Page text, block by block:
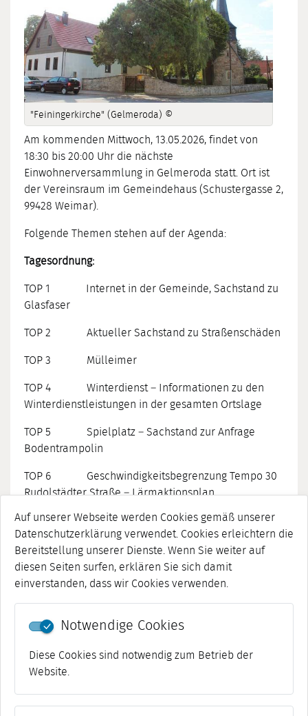
Auf unserer Webseite werden Cookies gemäß unserer
Datenschutzerklärung verwendet. Cookies erleichtern die
Bereitstellung unserer Dienste. Wenn Sie weiter auf
diesen Seiten surfen, erklären Sie sich damit
einverstanden, dass wir Cookies verwenden.
Notwendige Cookies
Diese Cookies sind notwendig zum Betrieb der
Website.
"Feiningerkirche" (Gelmeroda) ©
Am kommenden Mittwoch, 13.05.2026, findet von
18:30 bis 20:00 Uhr die nächste
Einwohnerversammlung in Gelmeroda statt. Ort ist
der Vereinsraum im Gemeindehaus (Schustergasse 2,
99428 Weimar).
Folgende Themen stehen auf der Agenda:
Tagesordnung:
TOP 1 Internet in der Gemeinde, Sachstand zu
Glasfaser
TOP 2 Aktueller Sachstand zu Straßenschäden
TOP 3 Mülleimer
TOP 4 Winterdienst – Informationen zu den
Winterdienstleistungen in der gesamten Ortslage
TOP 5 Spielplatz – Sachstand zur Anfrage
Bodentrampolin
TOP 6 Geschwindigkeitsbegrenzung Tempo 30
Rudolstädter Straße – Lärmaktionsplan
TOP 7 Gemeindesaal – Herstellung der
Barrierefreiheit, Rampenanbau
TOP 8 Informationen zu Aufmaß am
Ortseingang (von Weimar kommend)
Artikel vom 11. Mai 2026